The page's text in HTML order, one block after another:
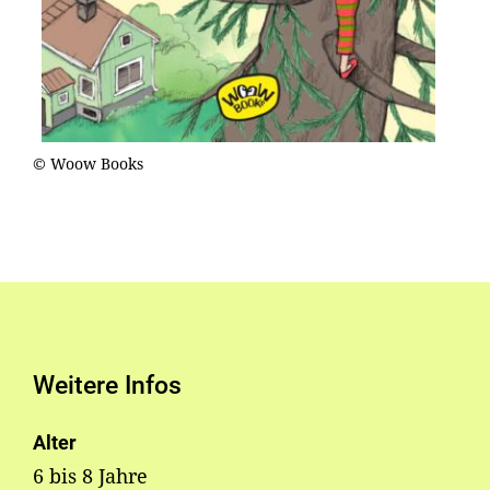
© Woow Books
Weitere Infos
Alter
6 bis 8 Jahre